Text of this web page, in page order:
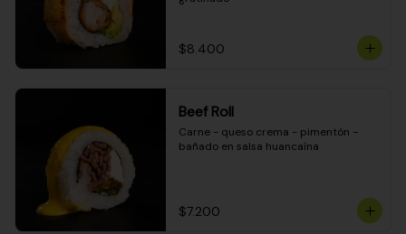
$8.400
Beef Roll
Carne - queso crema - pimentón -
bañado en salsa huancaína
$7.200